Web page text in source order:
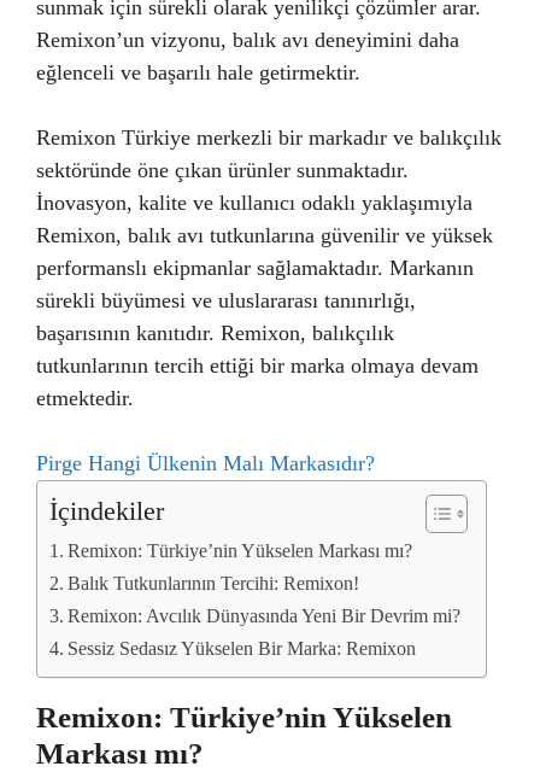
sunmak için sürekli olarak yenilikçi çözümler arar.
Remixon’un vizyonu, balık avı deneyimini daha
eğlenceli ve başarılı hale getirmektir.
Remixon Türkiye merkezli bir markadır ve balıkçılık
sektöründe öne çıkan ürünler sunmaktadır.
İnovasyon, kalite ve kullanıcı odaklı yaklaşımıyla
Remixon, balık avı tutkunlarına güvenilir ve yüksek
performanslı ekipmanlar sağlamaktadır. Markanın
sürekli büyümesi ve uluslararası tanınırlığı,
başarısının kanıtıdır. Remixon, balıkçılık
tutkunlarının tercih ettiği bir marka olmaya devam
etmektedir.
Pirge Hangi Ülkenin Malı Markasıdır?
İçindekiler
Remixon: Türkiye’nin Yükselen Markası mı?
Balık Tutkunlarının Tercihi: Remixon!
Remixon: Avcılık Dünyasında Yeni Bir Devrim mi?
Sessiz Sedasız Yükselen Bir Marka: Remixon
Remixon: Türkiye’nin Yükselen
Markası mı?